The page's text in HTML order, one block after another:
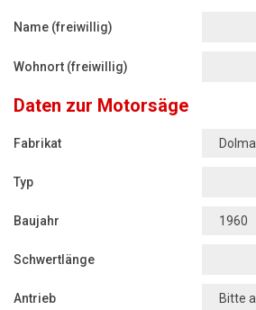
Hoflader
Radlader
Jetzt Bewerten
Name (freiwillig)
Wohnort (freiwillig)
Daten zur Motorsäge
Fabrikat
Typ
Baujahr
Schwertlänge
Antrieb